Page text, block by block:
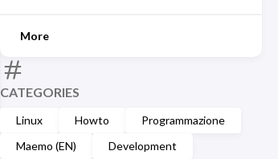
More
CATEGORIES
Linux Howto
Programmazione
Maemo (EN)
Development